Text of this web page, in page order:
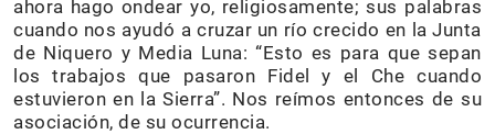
ahora hago ondear yo, religiosamente; sus palabras
cuando nos ayudó a cruzar un río crecido en la Junta
de Niquero y Media Luna: “Esto es para que sepan
los trabajos que pasaron Fidel y el Che cuando
estuvieron en la Sierra”. Nos reímos entonces de su
asociación, de su ocurrencia.